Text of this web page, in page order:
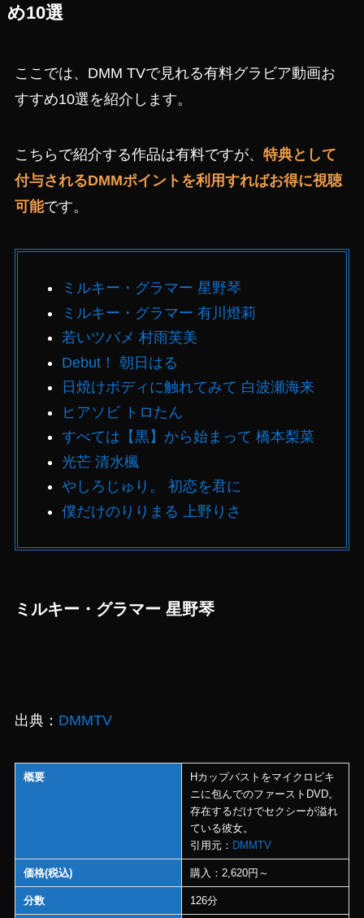
め10選
ここでは、DMM TVで見れる有料グラビア動画お
すすめ10選を紹介します。
こちらで紹介する作品は有料ですが、 特典として
付与されるDMMポイントを利用すればお得に視聴
可能です。
ミルキー・グラマー 星野琴
ミルキー・グラマー 有川燈莉
若いツバメ 村雨芙美
Debut！ 朝日はる
日焼けボディに触れてみて 白波瀬海来
ヒアソビ トロたん
すべては【黒】から始まって 橋本梨菜
光芒 清水楓
やしろじゅり。 初恋を君に
僕だけのりりまる 上野りさ
ミルキー・グラマー 星野琴
出典： DMMTV
概要
Hカップバストをマイクロビキ
ニに包んでのファーストDVD。
存在するだけでセクシーが溢れ
ている彼女。
引用元： DMMTV
価格(税込) 購入：2,620円～
分数 126分